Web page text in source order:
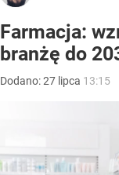
Farmacja:
branżę do
Dodano:27 lipca 13:15